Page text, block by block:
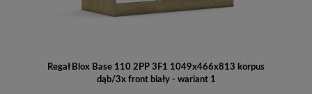
Regał Blox Base 110 2PP 3F1 1049x466x813 korpus
dąb/3x front biały - wariant 1